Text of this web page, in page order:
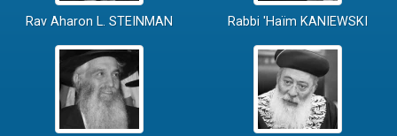
Rav Aharon L. STEINMAN Rabbi 'Haïm KANIEWSKI